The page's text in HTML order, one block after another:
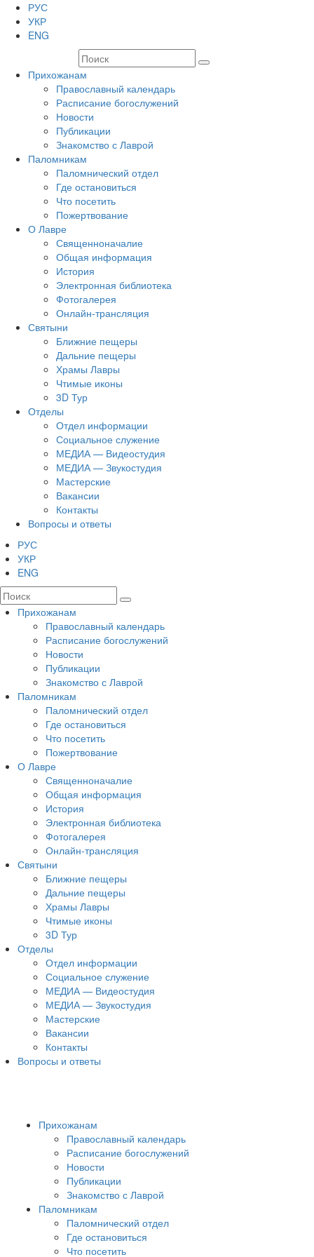
РУС
УКР
ENG
Прихожанам
Православный календарь
Расписание богослужений
Новости
Публикации
Знакомство с Лаврой
Паломникам
Паломнический отдел
Где остановиться
Что посетить
Пожертвование
О Лавре
Священноначалие
Общая информация
История
Электронная библиотека
Фотогалерея
Онлайн-трансляция
Святыни
Ближние пещеры
Дальние пещеры
Храмы Лавры
Чтимые иконы
3D Тур
Отделы
Отдел информации
Социальное служение
МЕДИА — Видеостудия
МЕДИА — Звукостудия
Мастерские
Вакансии
Контакты
Вопросы и ответы
РУС
УКР
ENG
Прихожанам
Православный календарь
Расписание богослужений
Новости
Публикации
Знакомство с Лаврой
Паломникам
Паломнический отдел
Где остановиться
Что посетить
Пожертвование
О Лавре
Священноначалие
Общая информация
История
Электронная библиотека
Фотогалерея
Онлайн-трансляция
Святыни
Ближние пещеры
Дальние пещеры
Храмы Лавры
Чтимые иконы
3D Тур
Отделы
Отдел информации
Социальное служение
МЕДИА — Видеостудия
МЕДИА — Звукостудия
Мастерские
Вакансии
Контакты
Вопросы и ответы
Прихожанам
Православный календарь
Расписание богослужений
Новости
Публикации
Знакомство с Лаврой
Паломникам
Паломнический отдел
Где остановиться
Что посетить